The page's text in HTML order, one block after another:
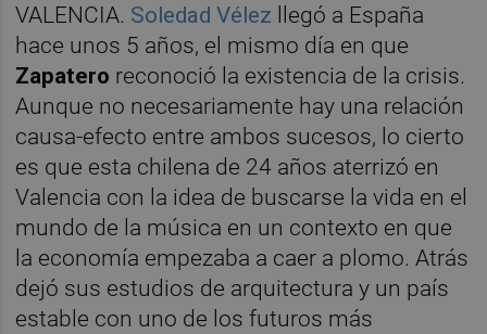
VALENCIA. Soledad Vélez llegó a España
hace unos 5 años, el mismo día en que
Zapatero reconoció la existencia de la crisis.
Aunque no necesariamente hay una relación
causa-efecto entre ambos sucesos, lo cierto
es que esta chilena de 24 años aterrizó en
Valencia con la idea de buscarse la vida en el
mundo de la música en un contexto en que
la economía empezaba a caer a plomo. Atrás
dejó sus estudios de arquitectura y un país
estable con uno de los futuros más